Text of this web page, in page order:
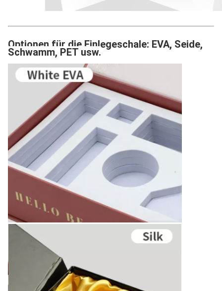
Optionen für die Einlegeschale: EVA, Seide,
Schwamm, PET usw.